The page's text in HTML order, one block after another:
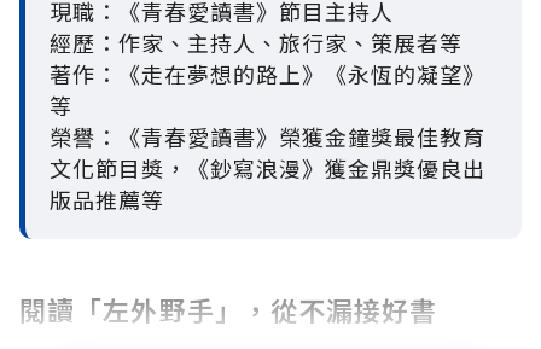
現職：《青春愛讀書》節目主持人
經歷：作家、主持人、旅行家、策展者等
著作：《走在夢想的路上》《永恆的凝望》
等
榮譽：《青春愛讀書》榮獲金鐘獎最佳教育
文化節目獎，《鈔寫浪漫》獲金鼎獎優良出
版品推薦等
閱讀「左外野手」，從不漏接好書